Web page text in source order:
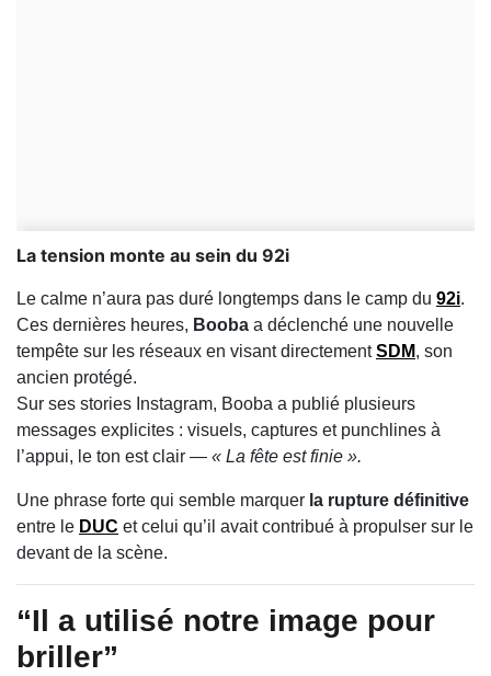
La tension monte au sein du 92i
Le calme n’aura pas duré longtemps dans le camp du 92i.
Ces dernières heures, Booba a déclenché une nouvelle
tempête sur les réseaux en visant directementSDM, son
ancien protégé.
Sur ses stories Instagram, Booba a publié plusieurs
messages explicites : visuels, captures et punchlines à
l’appui, le ton est clair — « La fête est finie ».
Une phrase forte qui semble marquer la rupture définitive
entre le DUC et celui qu’il avait contribué à propulser sur le
devant de la scène.
“Il a utilisé notre image pour
briller”